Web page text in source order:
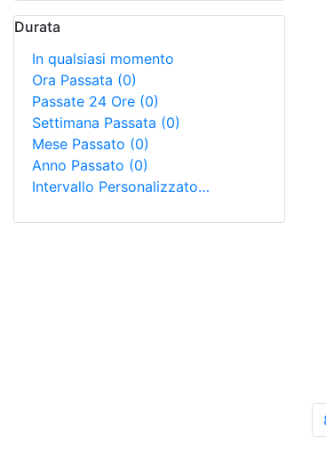
Durata
In qualsiasi momento
Ora Passata (0)
Passate 24 Ore (0)
Settimana Passata (0)
Mese Passato (0)
Anno Passato (0)
Intervallo Personalizzato…